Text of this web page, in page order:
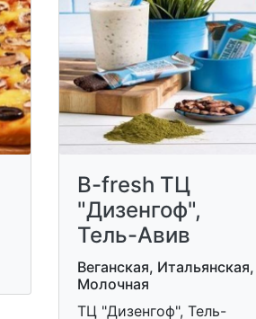
B-fresh ТЦ
"Дизенгоф",
Тель-Авив
Веганская, Итальянская,
Молочная
ТЦ "Дизенгоф", Тель-